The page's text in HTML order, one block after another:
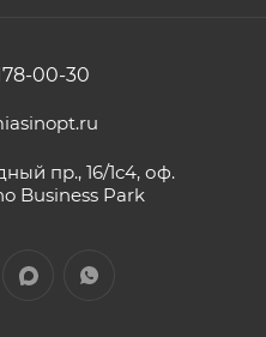
00-30
пр., 16/1с4, оф.
Business Park